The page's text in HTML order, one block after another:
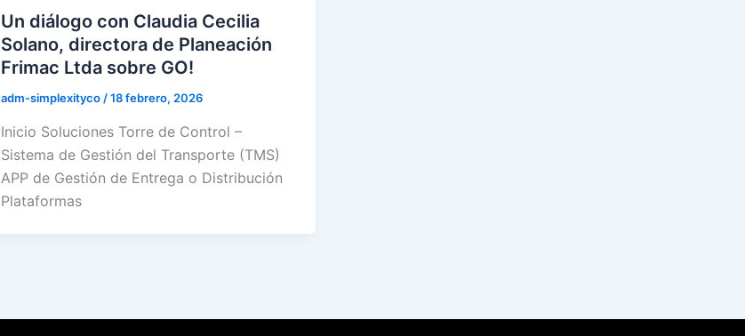
Un diálogo con Claudia Cecilia
Solano, directora de Planeación
Frimac Ltda sobre GO!
adm-simplexityco /18 febrero, 2026
Inicio Soluciones Torre de Control –
Sistema de Gestión del Transporte (TMS)
APP de Gestión de Entrega o Distribución
Plataformas